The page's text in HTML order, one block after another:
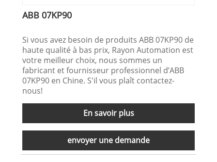
ABB 07KP90
Si vous avez besoin de produits ABB 07KP90 de
haute qualité à bas prix, Rayon Automation est
votre meilleur choix, nous sommes un
fabricant et fournisseur professionnel d’ABB
07KP90 en Chine. S'il vous plaît contactez-
nous!
En savoir plus
envoyer une demande